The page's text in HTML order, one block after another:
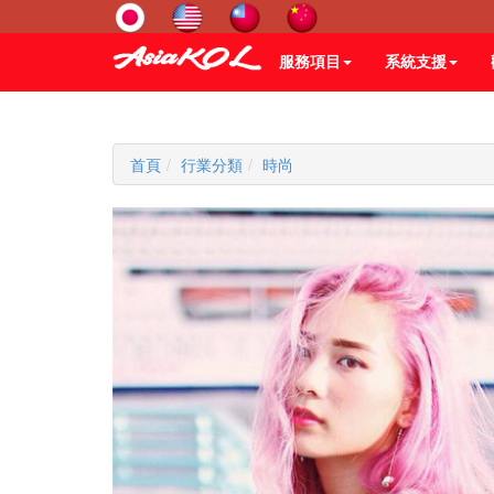
服務項目 系統支援
首頁 行業分類 時尚